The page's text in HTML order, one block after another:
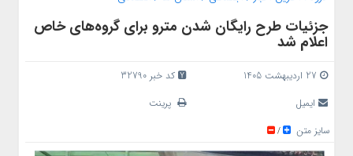
جزئیات طرح رایگان شدن مترو برای گروه‌های خاص
اعلام شد
27 اردیبهشت 1405
کد خبر 32790
ایمیل
پرینت
سایز متن
/